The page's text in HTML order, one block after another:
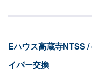
Eハウス高蔵寺NTSS
イパー交換